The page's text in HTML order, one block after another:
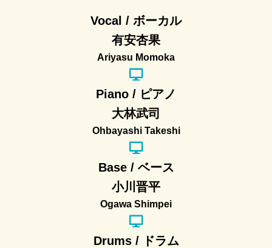
Vocal / ボーカル
有安杏果
Ariyasu Momoka
Piano / ピアノ
大林武司
Ohbayashi Takeshi
Base / ベース
小川晋平
Ogawa Shimpei
Drums / ドラム